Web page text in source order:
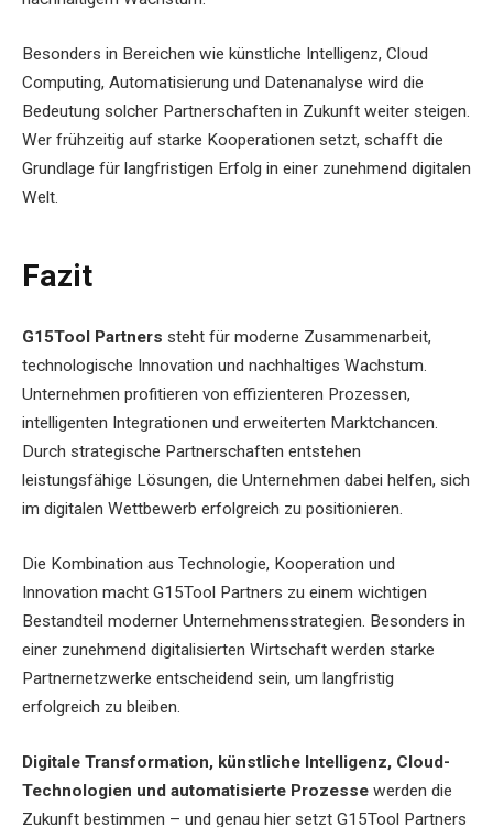
Besonders in Bereichen wie künstliche Intelligenz, Cloud
Computing, Automatisierung und Datenanalyse wird die
Bedeutung solcher Partnerschaften in Zukunft weiter steigen.
Wer frühzeitig auf starke Kooperationen setzt, schafft die
Grundlage für langfristigen Erfolg in einer zunehmend digitalen
Welt.
Fazit
G15Tool Partners steht für moderne Zusammenarbeit,
technologische Innovation und nachhaltiges Wachstum.
Unternehmen profitieren von effizienteren Prozessen,
intelligenten Integrationen und erweiterten Marktchancen.
Durch strategische Partnerschaften entstehen
leistungsfähige Lösungen, die Unternehmen dabei helfen, sich
im digitalen Wettbewerb erfolgreich zu positionieren.
Die Kombination aus Technologie, Kooperation und
Innovation macht G15Tool Partners zu einem wichtigen
Bestandteil moderner Unternehmensstrategien. Besonders in
einer zunehmend digitalisierten Wirtschaft werden starke
Partnernetzwerke entscheidend sein, um langfristig
erfolgreich zu bleiben.
Digitale Transformation, künstliche Intelligenz, Cloud-
Technologien und automatisierte Prozesse werden die
Zukunft bestimmen – und genau hier setzt G15Tool Partners